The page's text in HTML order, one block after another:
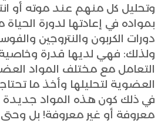
وتحليل كل منهم عند موته أو
بمواده في إعادتها لدورة
دورات الكربون والنتروجين
ولذلك: فهي لديها قدرة
التعامل مع مختلف المواد
العضوية لتحليلها وأخذ ما
في ذلك كون هذه المواد
معروفة أو غير معروفة! بل وحتى